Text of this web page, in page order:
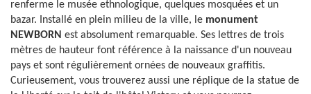
renferme le musée ethnologique, quelques mosquées et un
bazar. Installé en plein milieu de la ville, le monument
NEWBORN est absolument remarquable. Ses lettres de trois
mètres de hauteur font référence à la naissance d'un nouveau
pays et sont régulièrement ornées de nouveaux graffitis.
Curieusement, vous trouverez aussi une réplique de la statue de